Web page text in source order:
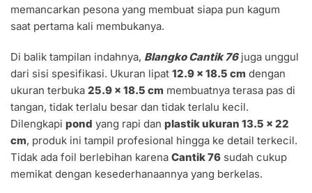
memancarkan pesona yang membuat siapa pun kagum
saat pertama kali membukanya.
Di balik tampilan indahnya, Blangko Cantik 76juga unggul
dari sisi spesifikasi. Ukuran lipat 12.9 x 18.5 cm dengan
ukuran terbuka 25.9 x 18.5 cm membuatnya terasa pas di
tangan, tidak terlalu besar dan tidak terlalu kecil.
Dilengkapi pond yang rapi dan plastik ukuran 13.5 x 22
cm, produk ini tampil profesional hingga ke detail terkecil.
Tidak ada foil berlebihan karena Cantik 76 sudah cukup
memikat dengan kesederhanaannya yang berkelas.